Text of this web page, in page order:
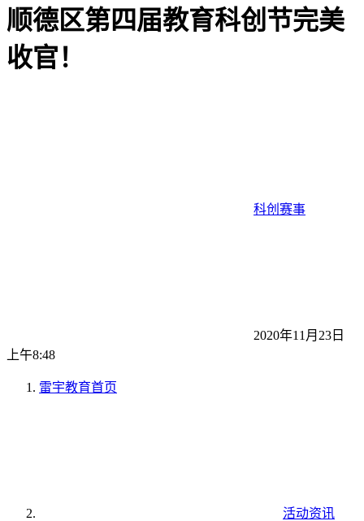
顺德区第四届教育科创节完美
收官！
科创赛事
2020年11月23日
上午8:48
雷宇教育首页
活动资讯